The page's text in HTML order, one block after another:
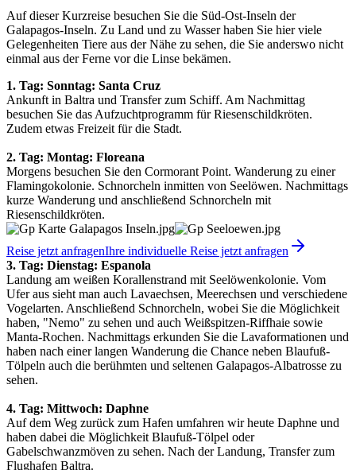
Auf dieser Kurzreise besuchen Sie die Süd-Ost-Inseln der
Galapagos-Inseln. Zu Land und zu Wasser haben Sie hier viele
Gelegenheiten Tiere aus der Nähe zu sehen, die Sie anderswo nicht
einmal aus der Ferne vor die Linse bekämen.
1. Tag: Sonntag: Santa Cruz
Ankunft in Baltra und Transfer zum Schiff. Am Nachmittag
besuchen Sie das Aufzuchtprogramm für Riesenschildkröten.
Zudem etwas Freizeit für die Stadt.
2. Tag: Montag: Floreana
Morgens besuchen Sie den Cormorant Point. Wanderung zu einer
Flamingokolonie. Schnorcheln inmitten von Seelöwen. Nachmittags
kurze Wanderung und anschließend Schnorcheln mit
Riesenschildkröten.
Reise jetzt anfragenIhre individuelle Reise jetzt anfragen
3. Tag: Dienstag: Espanola
Landung am weißen Korallenstrand mit Seelöwenkolonie. Vom
Ufer aus sieht man auch Lavaechsen, Meerechsen und verschiedene
Vogelarten. Anschließend Schnorcheln, wobei Sie die Möglichkeit
haben, "Nemo" zu sehen und auch Weißspitzen-Riffhaie sowie
Manta-Rochen. Nachmittags erkunden Sie die Lavaformationen und
haben nach einer langen Wanderung die Chance neben Blaufuß-
Tölpeln auch die berühmten und seltenen Galapagos-Albatrosse zu
sehen.
4. Tag: Mittwoch: Daphne
Auf dem Weg zurück zum Hafen umfahren wir heute Daphne und
haben dabei die Möglichkeit Blaufuß-Tölpel oder
Gabelschwanzmöven zu sehen. Nach der Landung, Transfer zum
Flughafen Baltra.